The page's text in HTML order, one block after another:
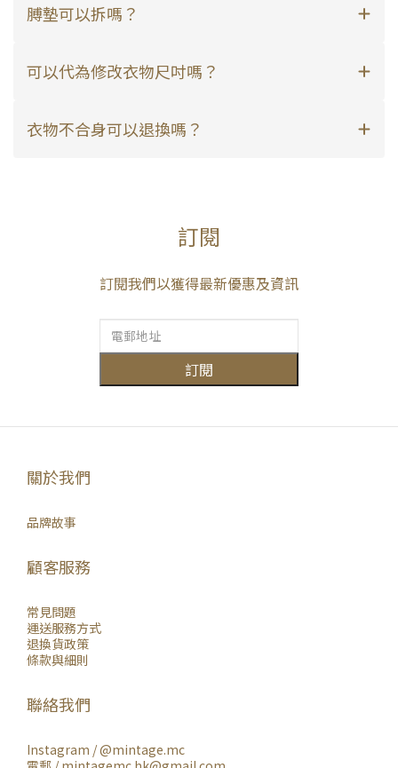
膊墊可以拆嗎？
可以代為修改衣物尺吋嗎？
衣物不合身可以退換嗎？
訂閱
訂閱我們以獲得最新優惠及資訊
訂閱
關於我們
品牌故事
顧客服務
常見問題
運送服務方式
退換貨政策
條款與細則
聯絡我們
Instagram /@mintage.mc